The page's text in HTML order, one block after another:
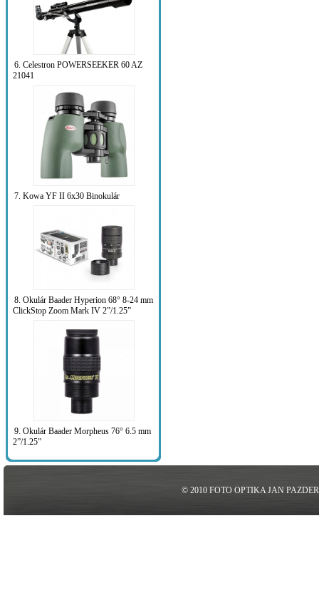
6. Celestron POWERSEEKER 60 AZ
21041
7. Kowa YF II 6x30 Binokulár
8. Okulár Baader Hyperion 68° 8-24 mm
ClickStop Zoom Mark IV 2”/1.25”
9. Okulár Baader Morpheus 76° 6.5 mm
2”/1.25”
© 2010 FOTO OPTIKA JAN